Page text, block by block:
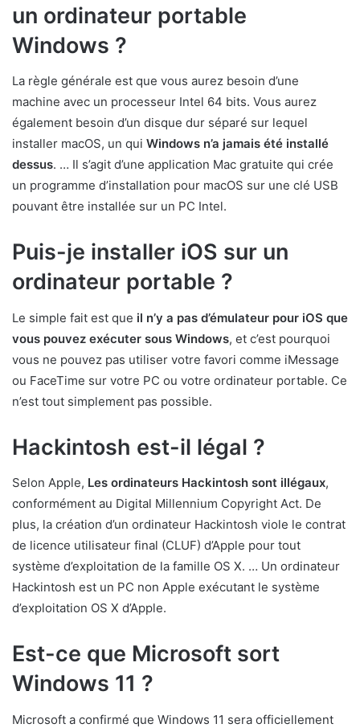
un ordinateur portable
Windows ?
La règle générale est que vous aurez besoin d’une
machine avec un processeur Intel 64 bits. Vous aurez
également besoin d’un disque dur séparé sur lequel
installer macOS, un qui Windows n’a jamais été installé
dessus. … Il s’agit d’une application Mac gratuite qui crée
un programme d’installation pour macOS sur une clé USB
pouvant être installée sur un PC Intel.
Puis-je installer iOS sur un
ordinateur portable ?
Le simple fait est que il n’y a pas d’émulateur pour iOS que
vous pouvez exécuter sous Windows, et c’est pourquoi
vous ne pouvez pas utiliser votre favori comme iMessage
ou FaceTime sur votre PC ou votre ordinateur portable. Ce
n’est tout simplement pas possible.
Hackintosh est-il légal ?
Selon Apple, Les ordinateurs Hackintosh sont illégaux,
conformément au Digital Millennium Copyright Act. De
plus, la création d’un ordinateur Hackintosh viole le contrat
de licence utilisateur final (CLUF) d’Apple pour tout
système d’exploitation de la famille OS X. … Un ordinateur
Hackintosh est un PC non Apple exécutant le système
d’exploitation OS X d’Apple.
Est-ce que Microsoft sort
Windows 11 ?
Microsoft a confirmé que Windows 11 sera officiellement